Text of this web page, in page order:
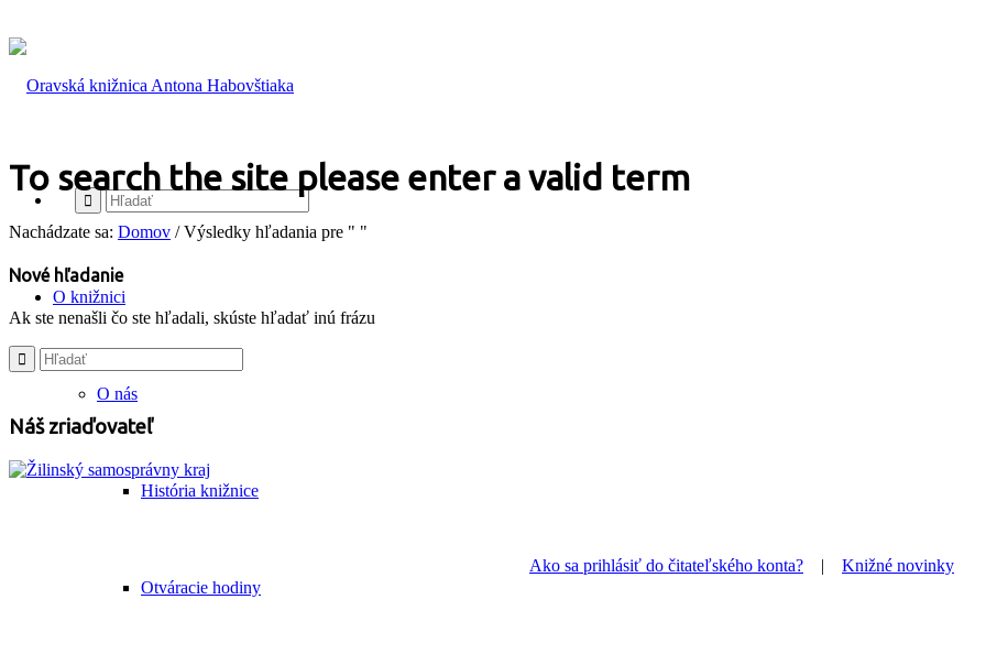
O knižnici
O nás
História knižnice
Otváracie hodiny
To search the site please enter a valid term
Nachádzate sa: Domov / Výsledky hľadania pre " "
Nové hľadanie
Ak ste nenašli čo ste hľadali, skúste hľadať inú frázu
Náš zriaďovateľ
Ako sa prihlásiť do čitateľského konta? | Knižné novinky